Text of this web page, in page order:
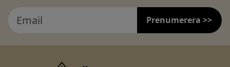
Prenumerera >>